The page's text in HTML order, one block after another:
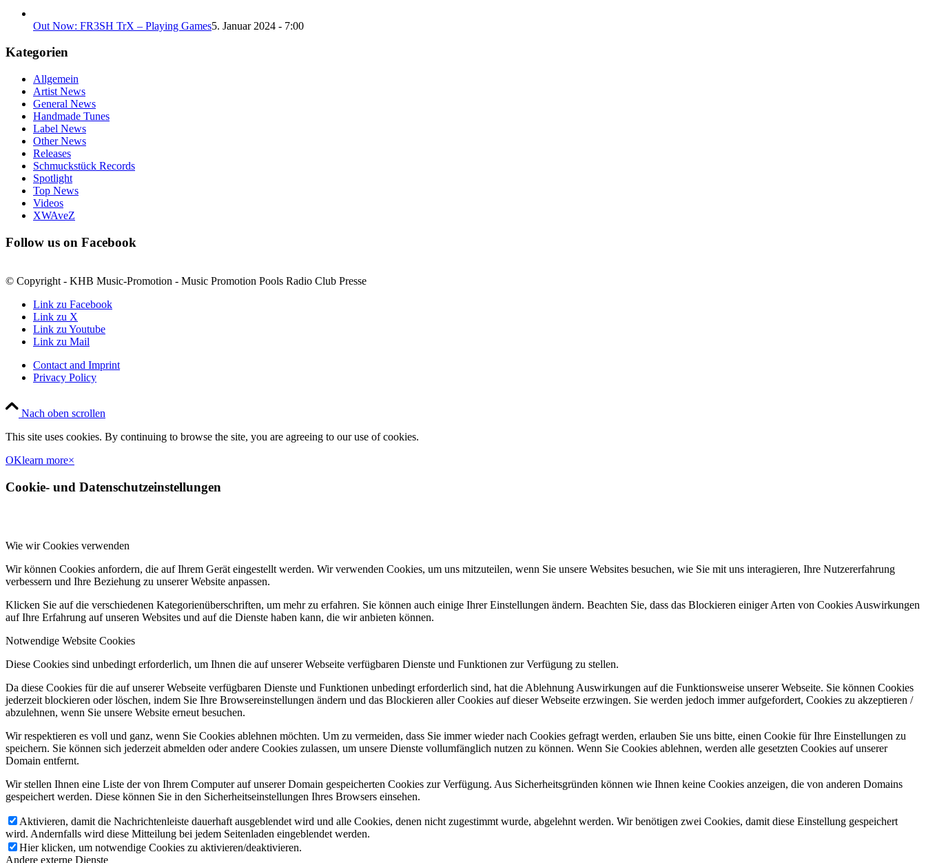
Out Now: FR3SH TrX – Playing Games5. Januar 2024 - 7:00
Kategorien
Allgemein
Artist News
General News
Handmade Tunes
Label News
Other News
Releases
Schmuckstück Records
Spotlight
Top News
Videos
XWAveZ
Follow us on Facebook
© Copyright - KHB Music-Promotion - Music Promotion Pools Radio Club Presse
Link zu Facebook
Link zu X
Link zu Youtube
Link zu Mail
Contact and Imprint
Privacy Policy
Nach oben scrollen
This site uses cookies. By continuing to browse the site, you are agreeing to our use of cookies.
OKlearn more×
Cookie- und Datenschutzeinstellungen
Wie wir Cookies verwenden
Wir können Cookies anfordern, die auf Ihrem Gerät eingestellt werden. Wir verwenden Cookies, um uns mitzuteilen, wenn Sie unsere Websites besuchen, wie Sie mit uns interagieren, Ihre Nutzererfahrung
verbessern und Ihre Beziehung zu unserer Website anpassen.
Klicken Sie auf die verschiedenen Kategorienüberschriften, um mehr zu erfahren. Sie können auch einige Ihrer Einstellungen ändern. Beachten Sie, dass das Blockieren einiger Arten von Cookies Auswirkungen
auf Ihre Erfahrung auf unseren Websites und auf die Dienste haben kann, die wir anbieten können.
Notwendige Website Cookies
Diese Cookies sind unbedingt erforderlich, um Ihnen die auf unserer Webseite verfügbaren Dienste und Funktionen zur Verfügung zu stellen.
Da diese Cookies für die auf unserer Webseite verfügbaren Dienste und Funktionen unbedingt erforderlich sind, hat die Ablehnung Auswirkungen auf die Funktionsweise unserer Webseite. Sie können Cookies
jederzeit blockieren oder löschen, indem Sie Ihre Browsereinstellungen ändern und das Blockieren aller Cookies auf dieser Webseite erzwingen. Sie werden jedoch immer aufgefordert, Cookies zu akzeptieren /
abzulehnen, wenn Sie unsere Website erneut besuchen.
Wir respektieren es voll und ganz, wenn Sie Cookies ablehnen möchten. Um zu vermeiden, dass Sie immer wieder nach Cookies gefragt werden, erlauben Sie uns bitte, einen Cookie für Ihre Einstellungen zu
speichern. Sie können sich jederzeit abmelden oder andere Cookies zulassen, um unsere Dienste vollumfänglich nutzen zu können. Wenn Sie Cookies ablehnen, werden alle gesetzten Cookies auf unserer
Domain entfernt.
Wir stellen Ihnen eine Liste der von Ihrem Computer auf unserer Domain gespeicherten Cookies zur Verfügung. Aus Sicherheitsgründen können wie Ihnen keine Cookies anzeigen, die von anderen Domains
gespeichert werden. Diese können Sie in den Sicherheitseinstellungen Ihres Browsers einsehen.
Aktivieren, damit die Nachrichtenleiste dauerhaft ausgeblendet wird und alle Cookies, denen nicht zugestimmt wurde, abgelehnt werden. Wir benötigen zwei Cookies, damit diese Einstellung gespeichert
wird. Andernfalls wird diese Mitteilung bei jedem Seitenladen eingeblendet werden.
Hier klicken, um notwendige Cookies zu aktivieren/deaktivieren.
Andere externe Dienste